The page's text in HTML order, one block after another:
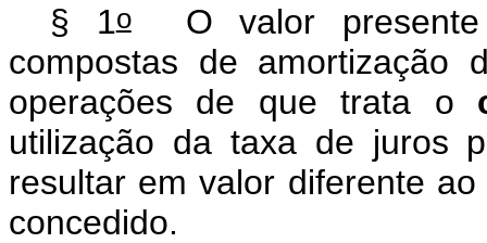
§ 1oO valor presente
compostas de amortização
operações de que trata o
utilização da taxa de juros
resultar em valor diferente
concedido.